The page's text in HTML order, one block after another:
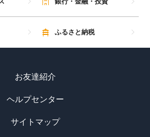
ふるさと納税
お友達紹介
ヘルプセンター
サイトマップ